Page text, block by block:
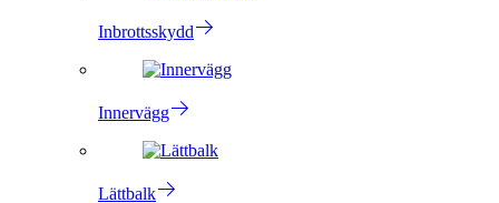
Inbrottsskydd
Innervägg
Lättbalk